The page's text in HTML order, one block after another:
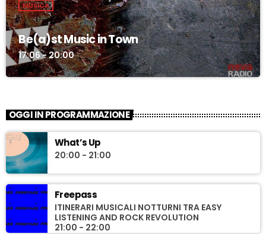
MUSICA
Be(a)st Music in Town
17:06 - 20:00
OGGI IN PROGRAMMAZIONE
What’s Up
20:00 - 21:00
Freepass
ITINERARI MUSICALI NOTTURNI TRA EASY
LISTENING AND ROCK REVOLUTION
21:00 - 22:00